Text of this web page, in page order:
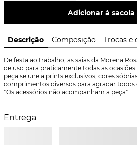
Adicionar à sacola
Descrição Composição Trocas e
De festa ao trabalho, as saias da Morena
de uso para praticamente todas as
peça se une a prints exclusivos, cores
comprimentos diversos para agradar todos
*Os acessórios não acompanham a peça*
Entrega